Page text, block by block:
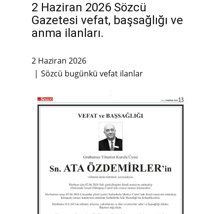
2 Haziran 2026 Sözcü
Gazetesi vefat, başsağlığı ve
anma ilanları.
2 Haziran 2026
Sözcü bugünkü vefat ilanlar